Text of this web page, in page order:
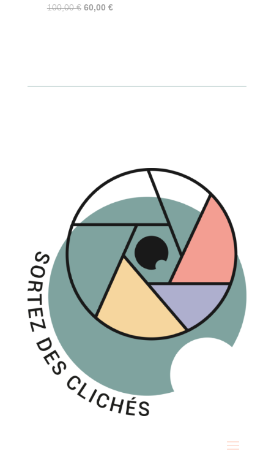
100,00€ Le
60,00 €Le